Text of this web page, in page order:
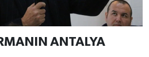
ANTALYA